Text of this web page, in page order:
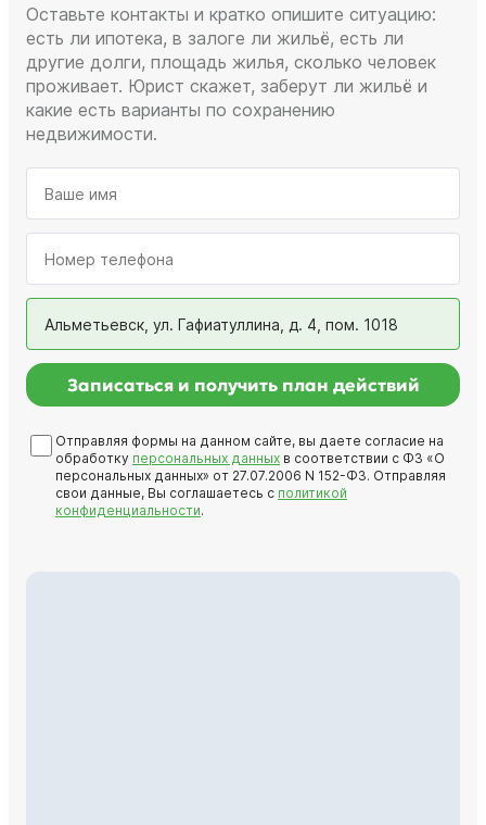
Оставьте контакты и кратко опишите ситуацию:
есть ли ипотека, в залоге ли жильё, есть ли
другие долги, площадь жилья, сколько человек
проживает. Юрист скажет, заберут ли жильё и
какие есть варианты по сохранению
недвижимости.
Альметьевск, ул. Гафиатуллина, д. 4, пом. 1018
Записаться и получить план действий
Отправляя формы на данном сайте, вы даете согласие на
обработку персональных данных в соответствии с ФЗ «О
персональных данных» от 27.07.2006 N 152-ФЗ. Отправляя
свои данные, Вы соглашаетесь с политикой
конфиденциальности.